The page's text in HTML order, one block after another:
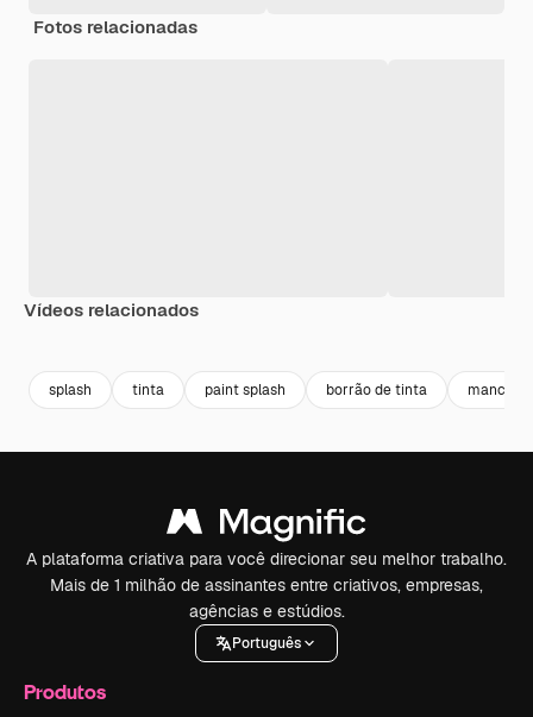
Fotos relacionadas
Vídeos relacionados
splash tinta paint splash borrão de tinta mancha
A plataforma criativa para você direcionar seu melhor trabalho.
Mais de 1 milhão de assinantes entre criativos, empresas,
agências e estúdios.
Português
Produtos